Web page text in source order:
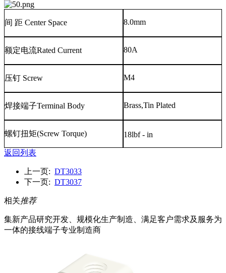
间 距 Center Space 8.0mm
额定电流Rated Current 80A
压钉 Screw M4
焊接端子Terminal Body Brass,Tin Plated
螺钉扭矩(Screw Torque) 18lbf - in
返回列表
上一页: DT3033
下一页: DT3037
相关推荐
集新产品研究开发、规模化生产制造、满足客户需求及服务为
一体的接线端子专业制造商